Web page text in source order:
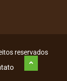
reservados